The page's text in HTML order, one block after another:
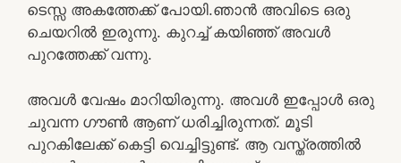
ടെസ്സ അകത്തേക്ക് പോയി.ഞാൻ അവിടെ ഒരു
ചെയറിൽ ഇരുന്നു. കുറച്ച് കയിഞ്ഞ് അവൾ
പുറത്തേക്ക് വന്നു.
അവൾ വേഷം മാറിയിരുന്നു. അവൾ ഇപ്പോൾ ഒരു
ചുവന്ന ഗൗൺ ആണ് ധരിച്ചിരുന്നത്. മൂടി
പുറകിലേക്ക് കെട്ടി വെച്ചിട്ടുണ്ട്. ആ വസ്ത്രത്തിൽ